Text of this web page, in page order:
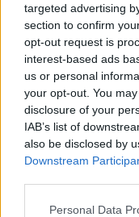
targeted advertising
section to confirm
opt-out request is
interest-based ads
us or personal
your opt-out. You
disclosure of your
IAB’s list of
also be disclosed by
Downstream
Personal Data